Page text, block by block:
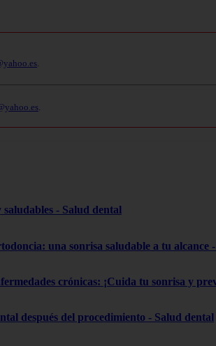
- Salud dental
una sonrisa saludable a tu alcance
crónicas: ¡Cuida tu sonrisa y
después del procedimiento - Salud dental